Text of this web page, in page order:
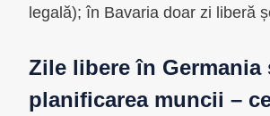
legală); în Bavaria doar zi liberă
Zile libere în Germania
planificarea muncii –